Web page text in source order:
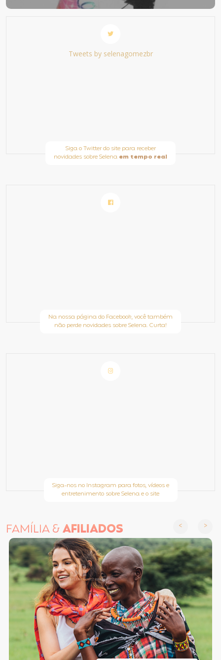
Tweets by selenagomezbr
Siga o Twitter do site para receber
novidades sobre Selena em tempo real
Na nossa página do Facebook, você também
não perde novidades sobre Selena. Curta!
Siga-nos no Instagram para fotos, vídeos e
entretenimento sobre Selena e o site
FAMÍLIA &AFILIADOS